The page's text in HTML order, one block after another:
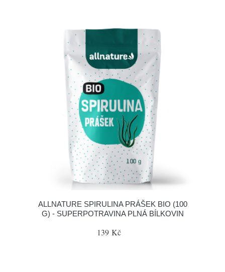
ALLNATURE SPIRULINA PRÁŠEK BIO (100
G) - SUPERPOTRAVINA PLNÁ BÍLKOVIN
139 Kč